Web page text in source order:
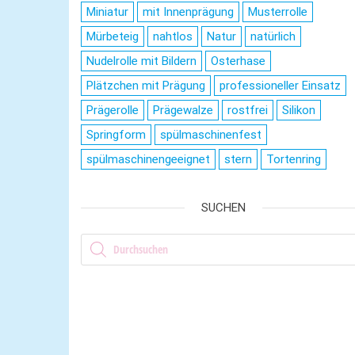
Miniatur mit Innenprägung
Musterrolle
Mürbeteig
nahtlos Natur
natürlich
Nudelrolle mit Bildern
Osterhase
Plätzchen mit Prägung
professioneller Einsatz
Prägerolle
Prägewalze rostfrei
Silikon
Springform
spülmaschinenfest
spülmaschinengeeignet
stern Tortenring
SUCHEN
Products search